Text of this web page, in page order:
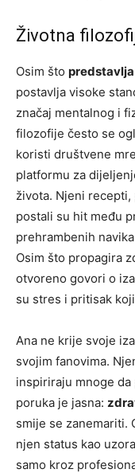
Životna
Osim što
postavlja visoke
značaj mentalnog i
filozofije često se
koristi društvene
platformu za
života. Njeni recepti,
postali su hit među
prehrambenih
Osim što propagira
otvoreno govori o
su stres i pritisak
Ana ne krije svoje
svojim fanovima.
inspiriraju mnoge
poruka je jasna:
smije se zanemariti.
njen status kao
samo kroz